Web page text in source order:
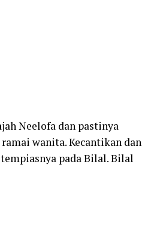
Neelofa dan pastinya
wanita. Kecantikan dan
pada Bilal. Bilal